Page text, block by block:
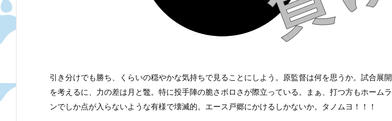
引き分けでも勝ち、くらいの穏やかな気持ちで見ることにしよう。原監督は何を思うか。試合展開
を考えるに、力の差は月と鼈。特に投手陣の脆さボロさが際立っている。まぁ、打つ方もホームラ
ンでしか点が入らないような有様で壊滅的。エース戸郷にかけるしかないか。タノムヨ！！！